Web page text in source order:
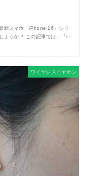
新スマホ「iPhone 16」シリ
ょうか？ この記事では、「iP
ワイヤレスイヤホン